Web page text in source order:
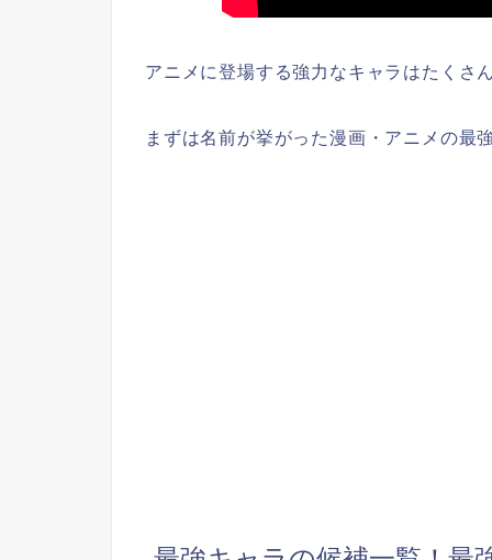
アニメに登場する強力なキャラはたくさ
まずは名前が挙がった漫画・アニメの最